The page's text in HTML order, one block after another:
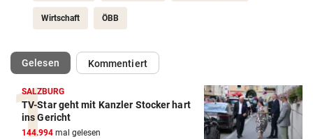
Wirtschaft ÖBB
Gelesen(ausgewählt)Kommentiert
SALZBURG
TV-Star geht mit Kanzler Stocker hart
ins Gericht
144.994 mal gelesen